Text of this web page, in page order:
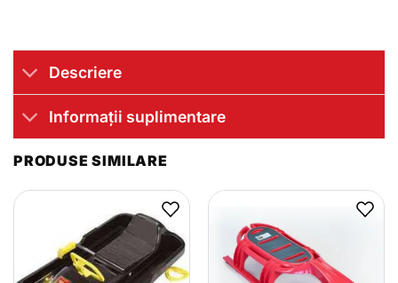
Descriere
Informații suplimentare
PRODUSE SIMILARE